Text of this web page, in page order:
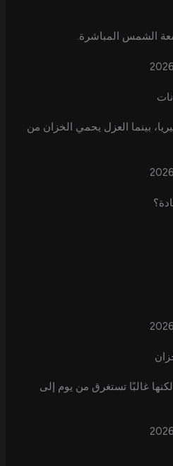
الشمس المباشرة.
بينما العزل يحمي الخزان من
غالبًا تستغرق من يوم إلى